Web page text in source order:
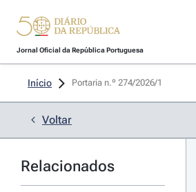
Jornal Oficial da República Portuguesa
Início Portaria n.º 274/2026/1
Voltar
Relacionados